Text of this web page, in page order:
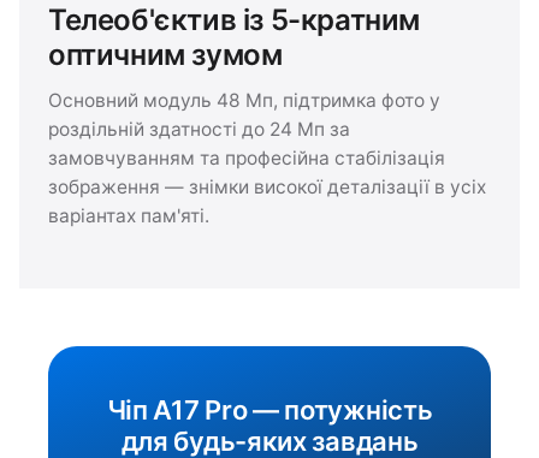
Телеоб'єктив із 5-кратним
оптичним зумом
Основний модуль 48 Мп, підтримка фото у
роздільній здатності до 24 Мп за
замовчуванням та професійна стабілізація
зображення — знімки високої деталізації в усіх
варіантах пам'яті.
Чіп A17 Pro — потужність
для будь-яких завдань